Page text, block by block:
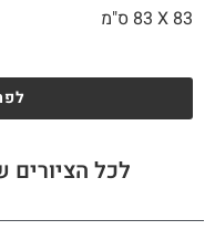
83 X
לכל